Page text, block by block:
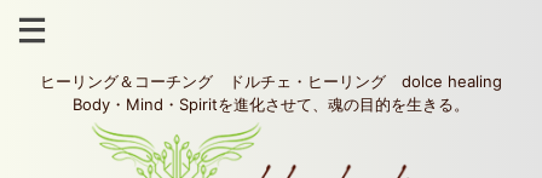
ヒーリング＆コーチング ドルチェ・ヒーリング dolce healing
Body・Mind・Spiritを進化させて、魂の目的を生きる。